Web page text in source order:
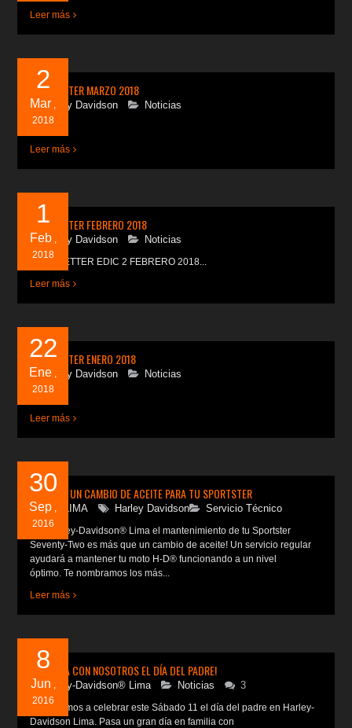
Leer más
2
Mar ,
2018
NEWSLETTER MARZO 2018
Harley Davidson Noticias
Leer más
1
Feb ,
2018
NEWSLETTER FEBRERO 2018
Harley Davidson Noticias
NEWSLETTER EDIC 2 FEBRERO 2018...
Leer más
22
Ene ,
2018
NEWSLETTER ENERO 2018
Harley Davidson Noticias
Leer más
30
Sep ,
2016
MÁS QUE UN CAMBIO DE ACEITE PARA TU SPORTSTER
H-D LIMA Harley Davidson Servicio Técnico
¡En Harley-Davidson® Lima el mantenimiento de tu Sportster
Seventy-Two es más que un cambio de aceite! Un servicio regular
ayudará a mantener tu moto H-D® funcionando a un nivel
óptimo. Te nombramos los más...
Leer más
8
Jun ,
2016
¡CELEBRA CON NOSOTROS EL DÍA DEL PADRE!
Harley-Davidson® Lima Noticias 3
Te invitamos a celebrar este Sábado 11 el día del padre en Harley-
Davidson Lima. Pasa un gran día en familia con